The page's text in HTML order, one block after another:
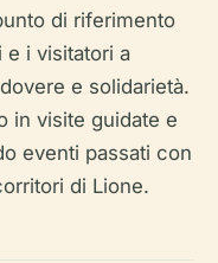
di riferimento
e i visitatori a
e solidarietà.
in visite guidate e
eventi passati con
di Lione.